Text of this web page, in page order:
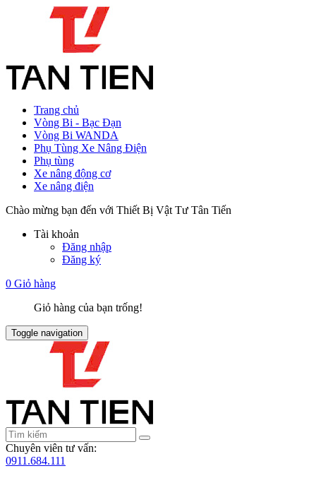
Trang chủ
Vòng Bi - Bạc Đạn
Vòng Bi WANDA
Phụ Tùng Xe Nâng Điện
Phụ tùng
Xe nâng động cơ
Xe nâng điện
Chào mừng bạn đến với Thiết Bị Vật Tư Tân Tiến
Tài khoản
Đăng nhập
Đăng ký
0 Giỏ hàng
Giỏ hàng của bạn trống!
Toggle navigation
Chuyên viên tư vấn:
0911.684.111